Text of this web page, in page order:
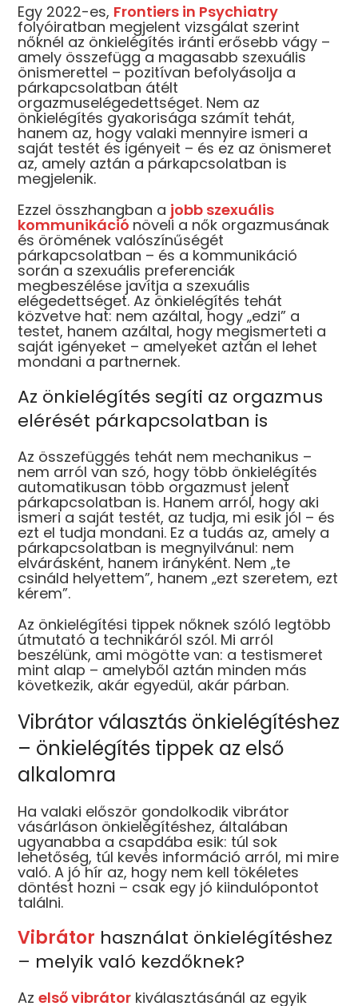
Egy 2022-es, Frontiers in Psychiatry
folyóiratban megjelent vizsgálat szerint
nőknél az önkielégítés iránti erősebb vágy –
amely összefügg a magasabb szexuális
önismerettel – pozitívan befolyásolja a
párkapcsolatban átélt
orgazmuselégedettséget. Nem az
önkielégítés gyakorisága számít tehát,
hanem az, hogy valaki mennyire ismeri a
saját testét és igényeit – és ez az önismeret
az, amely aztán a párkapcsolatban is
megjelenik.
Ezzel összhangban a jobb szexuális
kommunikáció növeli a nők orgazmusának
és örömének valószínűségét
párkapcsolatban – és a kommunikáció
során a szexuális preferenciák
megbeszélése javítja a szexuális
elégedettséget. Az önkielégítés tehát
közvetve hat: nem azáltal, hogy „edzi” a
testet, hanem azáltal, hogy megismerteti a
saját igényeket – amelyeket aztán el lehet
mondani a partnernek.
Az önkielégítés segíti az orgazmus
elérését párkapcsolatban is
Az összefüggés tehát nem mechanikus –
nem arról van szó, hogy több önkielégítés
automatikusan több orgazmust jelent
párkapcsolatban is. Hanem arról, hogy aki
ismeri a saját testét, az tudja, mi esik jól – és
ezt el tudja mondani. Ez a tudás az, amely a
párkapcsolatban is megnyilvánul: nem
elvárásként, hanem irányként. Nem „te
csináld helyettem”, hanem „ezt szeretem, ezt
kérem”.
Az önkielégítési tippek nőknek szóló legtöbb
útmutató a technikáról szól. Mi arról
beszélünk, ami mögötte van: a testismeret
mint alap – amelyből aztán minden más
következik, akár egyedül, akár párban.
Vibrátor választás önkielégítéshez
– önkielégítés tippek az első
alkalomra
Ha valaki először gondolkodik vibrátor
vásárláson önkielégítéshez, általában
ugyanabba a csapdába esik: túl sok
lehetőség, túl kevés információ arról, mi mire
való. A jó hír az, hogy nem kell tökéletes
döntést hozni – csak egy jó kiindulópontot
találni.
Vibrátor használat önkielégítéshez
– melyik való kezdőknek?
Azelső vibrátor kiválasztásánál az egyik